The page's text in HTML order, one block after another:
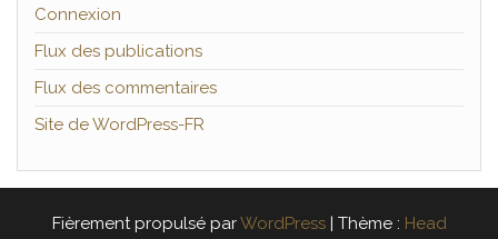
Connexion
Flux des publications
Flux des commentaires
Site de WordPress-FR
Fièrement propulsé parWordPress | Thème : Head